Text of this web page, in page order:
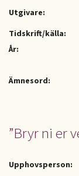
Utgivare:
Tidskrift/källa:
År:
Ämnesord:
”Bryr ni er
Upphovsperson: